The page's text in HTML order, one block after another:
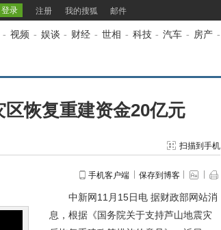
注册 我的搜狐 邮件
- 视频 - 娱谈 - 财经 - 世相 - 科技 - 汽车 - 房产 -
恢复重建资金20亿元
扫描到手机
手机客户端 保存到博客
中新网11月15日电 据财政部网站消
息，根据《国务院关于支持芦山地震灾